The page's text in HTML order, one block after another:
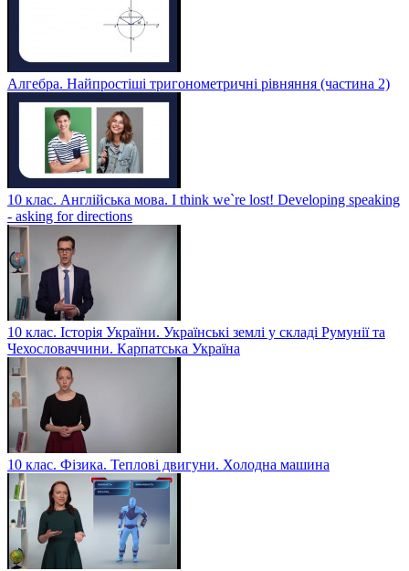
Алгебра. Найпростіші тригонометричні рівняння (частина 2)
10 клас. Англійська мова. I think we`re lost! Developing speaking
- asking for directions
10 клас. Історія України. Українські землі у складі Румунії та
Чехословаччини. Карпатська Україна
10 клас. Фізика. Теплові двигуни. Холодна машина